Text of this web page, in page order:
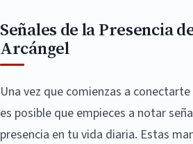
Señales de la Presencia
Arcángel
Una vez que comienzas a
es posible que empieces a notar
presencia en tu vida diaria. Estas